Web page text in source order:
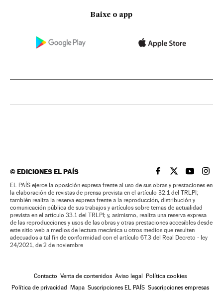
Baixe o app
©EDICIONES EL PAÍS EL PAÍS BRASIL EN
EL PAÍSEL PAÍS
EL
EL PAÍS ejerce la oposición expresa frente al uso de sus obras y prestaciones en
la elaboración de revistas de prensa prevista en el artículo 32.1 del TRLPI;
también realiza la reserva expresa frente a la reproducción, distribución y
comunicación pública de sus trabajos y artículos sobre temas de actualidad
prevista en el artículo 33.1 del TRLPI; y, asimismo, realiza una reserva expresa
de las reproducciones y usos de las obras y otras prestaciones accesibles desde
este sitio web a medios de lectura mecánica u otros medios que resulten
adecuados a tal fin de conformidad con el artículo 67.3 del Real Decreto - ley
24/2021, de 2 de noviembre
Contacto Venta de contenidos Aviso legal Política cookies
Política de privacidad Mapa Suscripciones EL PAÍS Suscripciones empresas